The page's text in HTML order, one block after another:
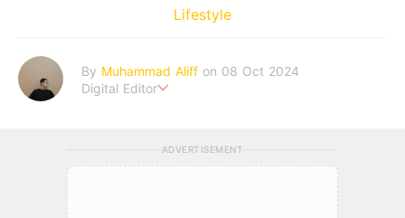
Lifestyle
By Muhammad Aliff on 08 Oct 2024
Digital Editor
ADVERTISEMENT